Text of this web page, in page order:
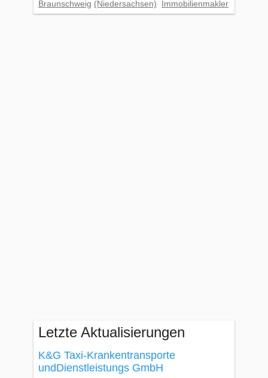
Braunschweig (Niedersachsen) Immobilienmakler
Letzte Aktualisierungen
K&G Taxi-Krankentransporte
undDienstleistungs GmbH